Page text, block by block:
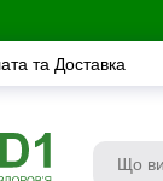
та Доставка